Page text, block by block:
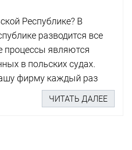
Республике? В
разводится все
процессы являются
в польских судах.
фирму каждый раз
ЧИТАТЬ ДАЛЕЕ